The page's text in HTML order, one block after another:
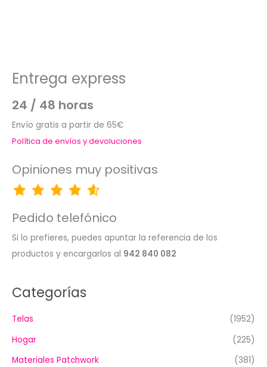
Entrega express
24 / 48 horas
Envío gratis a partir de 65€
Política de envíos y devoluciones
Opiniones muy positivas
Pedido telefónico
Si lo prefieres, puedes apuntar la referencia de los
productos y encargarlos al 942 840 082
Categorías
Telas
(1952)
Hogar
(225)
Materiales Patchwork
(381)